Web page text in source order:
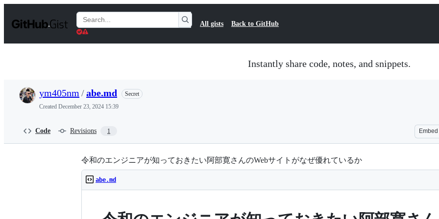
t
Search
Gists
All gists Back to GitHub
Instantly share code, notes, and snippets.
ym405nm /abe.md
Secret
Created December 23, 2024 15:39
Code Revisions 1 Embed
令和のエンジニアが知っておきたい阿部寛さんのWebサイトがなぜ優れているか
abe.md